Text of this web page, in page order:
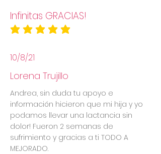
Infinitas GRACIAS!
la calificación promedio es 5 de 5
10/8/21
Lorena Trujillo
Andrea, sin duda tu apoyo e
información hicieron que mi hija y yo
podamos llevar una lactancia sin
dolor! Fueron 2 semanas de
sufrimiento y gracias a ti TODO A
MEJORADO.